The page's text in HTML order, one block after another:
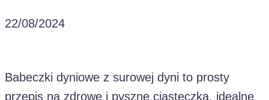
22/08/2024
Babeczki dyniowe z surowej dyni to prosty
przepis na zdrowe i pyszne ciasteczka, idealne